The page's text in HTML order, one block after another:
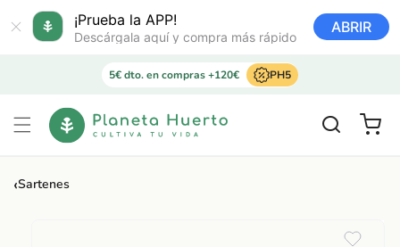
¡Prueba la APP!
Descárgala aquí y compra más rápido
ABRIR
directamente
al contenido
5€ dto. en compras +120€ PH5
Carrito
‹Sartenes